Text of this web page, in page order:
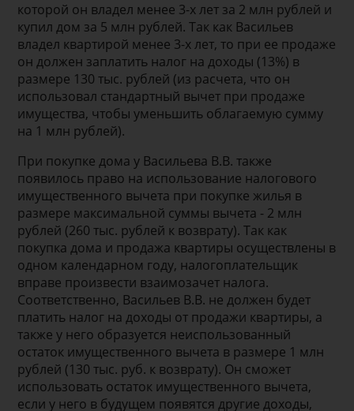
которой он владел менее 3-х лет за 2 млн рублей и
купил дом за 5 млн рублей. Так как Васильев
владел квартирой менее 3-х лет, то при ее продаже
он должен заплатить налог на доходы (13%) в
размере 130 тыс. рублей (из расчета, что он
использовал стандартный вычет при продаже
имущества, чтобы уменьшить облагаемую сумму
на 1 млн рублей).
При покупке дома у Васильева В.В. также
появилось право на использование налогового
имущественного вычета при покупке жилья в
размере максимальной суммы вычета - 2 млн
рублей (260 тыс. рублей к возврату). Так как
покупка дома и продажа квартиры осуществлены в
одном календарном году, налогоплательщик
вправе произвести взаимозачет налога.
Соответственно, Васильев В.В. не должен будет
платить налог на доходы от продажи квартиры, а
также у него образуется неиспользованный
остаток имущественного вычета в размере 1 млн
рублей (130 тыс. руб. к возврату). Он сможет
использовать остаток имущественного вычета,
если у него в будущем появятся другие доходы,